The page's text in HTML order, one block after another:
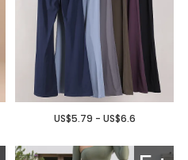
US$5.79 - US$6.6